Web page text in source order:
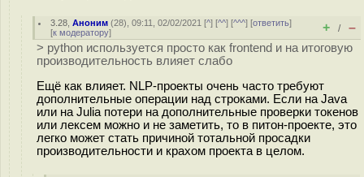
3.28 ,Аноним (28), 09:11, 02/02/2021 [^] [^^] [^^^] [ответить]
[к модератору] + / –
> python используется просто как frontend и на итоговую
производительность влияет слабо
Ещё как влияет. NLP-проекты очень часто требуют
дополнительные операции над строками. Если на Java
или на Julia потери на дополнительные проверки токенов
или лексем можно и не заметить, то в питон-проекте, это
легко может стать причиной тотальной просадки
производительности и крахом проекта в целом.